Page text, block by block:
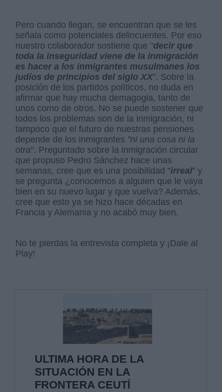
Pero cuando llegan, se encuentran que se les
señala como potenciales delincuentes. Por eso
nuestro colaborador sostiene que "decir que
toda la inseguridad viene de la inmigración
es hacer a los inmigrantes musulmanes los
judíos de principios del siglo XX". Sobre la
posición de los partidos políticos, no duda en
afirmar que hay mucha demagogia, tanto de
unos como de otros. No se puede sostener que
todos los problemas son de la inmigración, ni
tampoco que el futuro de nuestras pensiones
depende de los inmigrantes "ni una cosa ni la
otra". Preguntado sobre la inmigración circular
que propuso Pedro Sánchez hace unas
semanas, cree que es una posibilidad "irreal" y
se pregunta ¿conocemos a alguien que le vaya
bien en su nuevo lugar y que vuelva? Además,
cree que esto ya se hizo hace décadas en
Francia y Alemania y no acabó muy bien.
No te pierdas la entrevista completa y ¡Dale al
Play!
ULTIMA HORA DE LA
SITUACIÓN EN LA
FRONTERA CEUTÍ